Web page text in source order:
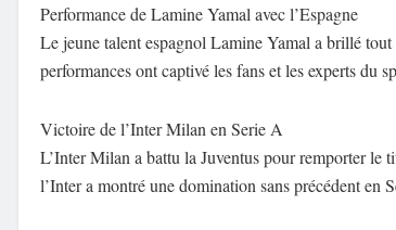
Performance de Lamine Yamal avec l’Espagne
Le jeune talent espagnol Lamine Yamal a brillé
performances ont captivé les fans et les experts du
Victoire de l’Inter Milan en Serie A
L’Inter Milan a battu la Juventus pour remporter le
l’Inter a montré une domination sans précédent en